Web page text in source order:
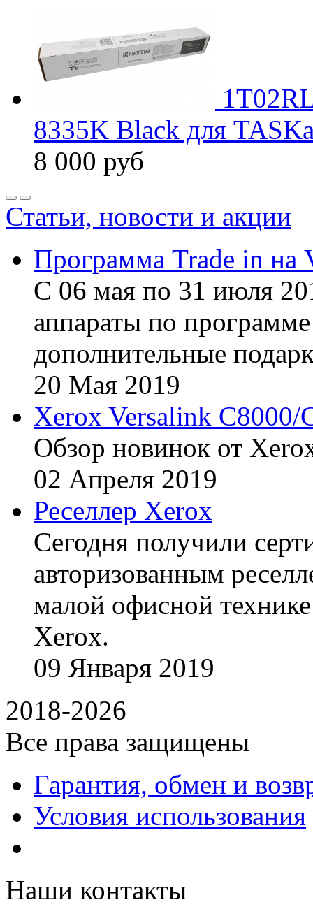
8335K Black для
8 000 руб
Статьи, новости и акции
Программа Trade in на
С 06 мая по 31 июля
аппараты по
дополнительные
20 Мая 2019
Xerox Versalink C8000/
Обзор новинок от
02 Апреля 2019
Реселлер Xerox
Сегодня получили
авторизованным
малой офисной
Xerox.
09 Января 2019
2018-2026
Все права защищены
Гарантия, обмен и
Условия использования
Наши контакты